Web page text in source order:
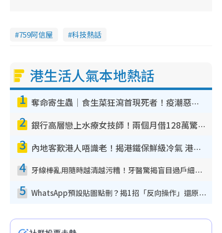
759阿信屋 科技熱話
港生活人氣本地熱話
1 奪命寄生蟲｜食生菜狂瀉首現死者！疫潮惡化錄1.8萬宗病例 揭洗菜3大謬誤
2 銀行高層戀上水療女技師！兩個月借128萬驚覺「沉船」沉落火海 揭背後疑似邪教操控賣淫
3 內地客歎港人唔識老！揭港鐵保鮮級冷氣 港人求放過：咪投訴
4 牙線棒亂用隨時越清越污糟！牙醫驚揭盲目過戶細菌恐致蛀牙：呢種先係日常真保養
5 WhatsApp預設貼圖點刪？揭1招「反向操作」還原簡潔介面 附3步實測教學